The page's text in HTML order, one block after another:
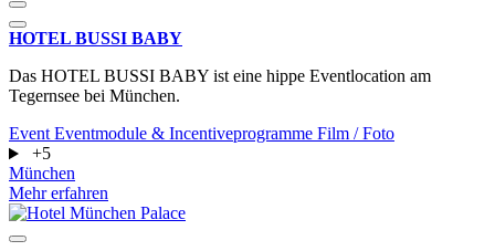
HOTEL BUSSI BABY
Das HOTEL BUSSI BABY ist eine hippe Eventlocation am
Tegernsee bei München.
Event Eventmodule & Incentiveprogramme Film / Foto
+5
München
Mehr erfahren